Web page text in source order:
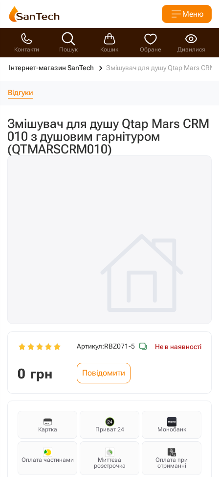
Меню
Контакти Пошук Кошик Обране Дивилися
Інтернет-магазин SanTech Змішувач для душу Qtap Mars CRM
Відгуки
Змішувач для душу Qtap Mars CRM
010 з душовим гарнітуром
(QTMARSCRM010)
Артикул:RBZ071-5 Не в наявності
0 грн Повідомити
Картка Приват 24 Монобанк
Оплата частинами
Миттєва
розстрочка
Оплата при
отриманні